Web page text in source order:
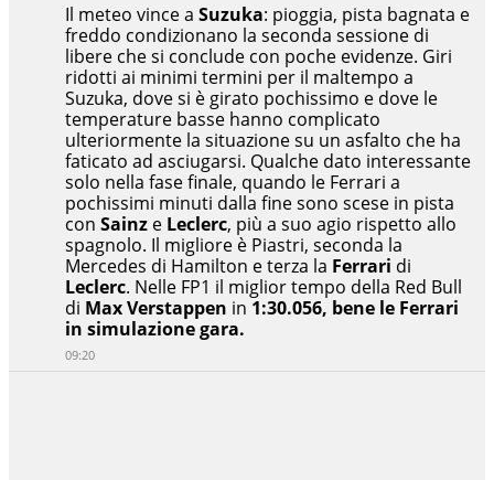
Il meteo vince a Suzuka: pioggia, pista bagnata e
freddo condizionano la seconda sessione di
libere che si conclude con poche evidenze. Giri
ridotti ai minimi termini per il maltempo a
Suzuka, dove si è girato pochissimo e dove le
temperature basse hanno complicato
ulteriormente la situazione su un asfalto che ha
faticato ad asciugarsi. Qualche dato interessante
solo nella fase finale, quando le Ferrari a
pochissimi minuti dalla fine sono scese in pista
con Sainz e Leclerc, più a suo agio rispetto allo
spagnolo. Il migliore è Piastri, seconda la
Mercedes di Hamilton e terza la Ferrari di
Leclerc. Nelle FP1 il miglior tempo della Red Bull
di Max Verstappen in 1:30.056, bene le Ferrari
in simulazione gara.
09:20